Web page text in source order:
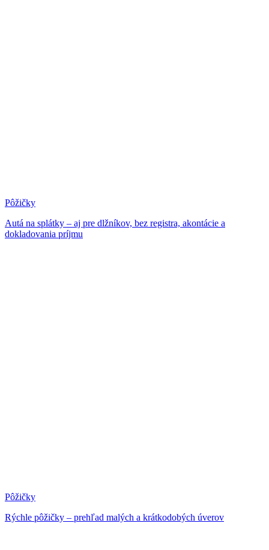
Pôžičky
Autá na splátky – aj pre dlžníkov, bez registra, akontácie a
dokladovania príjmu
Pôžičky
Rýchle pôžičky – prehľad malých a krátkodobých úverov